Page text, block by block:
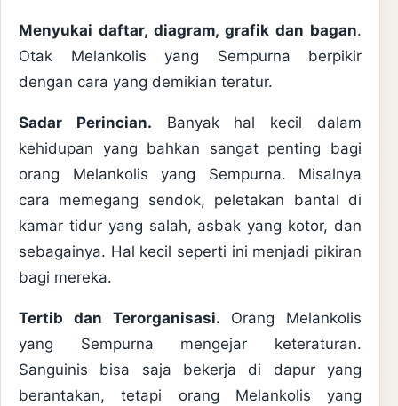
Menyukai daftar, diagram, grafik dan bagan.
Otak Melankolis yang Sempurna berpikir
dengan cara yang demikian teratur.
Sadar Perincian. Banyak hal kecil dalam
kehidupan yang bahkan sangat penting bagi
orang Melankolis yang Sempurna. Misalnya
cara memegang sendok, peletakan bantal di
kamar tidur yang salah, asbak yang kotor, dan
sebagainya. Hal kecil seperti ini menjadi pikiran
bagi mereka.
Tertib dan Terorganisasi. Orang Melankolis
yang Sempurna mengejar keteraturan.
Sanguinis bisa saja bekerja di dapur yang
berantakan, tetapi orang Melankolis yang